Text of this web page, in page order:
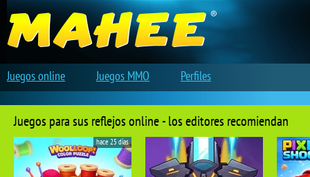
Juegos para sus reflejos online - los editores recomiendan
hace 25 días
Juegos online Juegos MMO Perfiles